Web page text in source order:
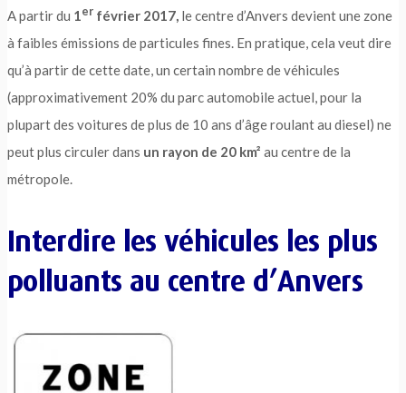
A partir du 1er février 2017, le centre d’Anvers devient une zone
à faibles émissions de particules fines. En pratique, cela veut dire
qu’à partir de cette date, un certain nombre de véhicules
(approximativement 20% du parc automobile actuel, pour la
plupart des voitures de plus de 10 ans d’âge roulant au diesel) ne
peut plus circuler dans un rayon de 20 km² au centre de la
métropole.
Interdire les véhicules les plus
polluants au centre d’Anvers